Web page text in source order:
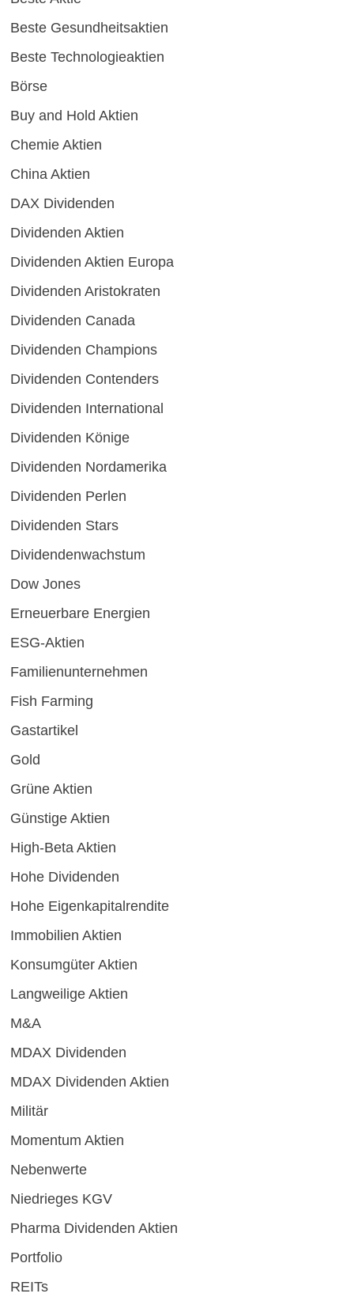
Beste Gesundheitsaktien
Beste Technologieaktien
Börse
Buy and Hold Aktien
Chemie Aktien
China Aktien
DAX Dividenden
Dividenden Aktien
Dividenden Aktien Europa
Dividenden Aristokraten
Dividenden Canada
Dividenden Champions
Dividenden Contenders
Dividenden International
Dividenden Könige
Dividenden Nordamerika
Dividenden Perlen
Dividenden Stars
Dividendenwachstum
Dow Jones
Erneuerbare Energien
ESG-Aktien
Familienunternehmen
Fish Farming
Gastartikel
Gold
Grüne Aktien
Günstige Aktien
High-Beta Aktien
Hohe Dividenden
Hohe Eigenkapitalrendite
Immobilien Aktien
Konsumgüter Aktien
Langweilige Aktien
M&A
MDAX Dividenden
MDAX Dividenden Aktien
Militär
Momentum Aktien
Nebenwerte
Niedrieges KGV
Pharma Dividenden Aktien
Portfolio
REITs